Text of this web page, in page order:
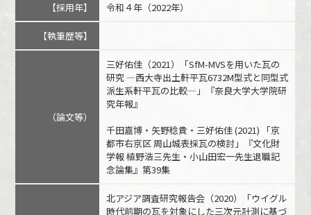
【採用年】 令和４年（2022年）
【執筆歴等】
（論文等）
三好佑佳（2021）「SfM-MVSを用いた瓦の
研究 ―西大寺出土軒平瓦6732M型式と同型式
派生系軒平瓦の比較―」『奈良大学大学院研
究年報』
千田嘉博・矢野稔貴・三好佑佳 (2021) 「京
都市右京区 周山城表採瓦の検討」『文化財
学報 植野浩三先生・小山田宏一先生退職記
念論集』第39集
北アジア調査研究報告会（2020）「ウイグル
時代前期の瓦を対象にした三次元計測に基づ